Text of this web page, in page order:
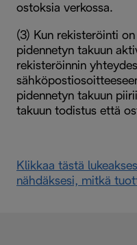
ostoksia verkossa.
(3) Kun rekisteröinti
pidennetyn takuun
rekisteröinnin
pidennetyn takuun
takuun todistus että
Klikkaa tästä
nähdäksesi, mitkä